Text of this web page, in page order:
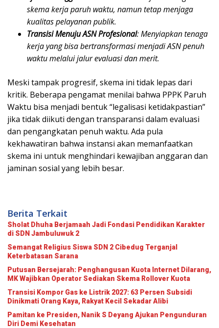
skema kerja paruh waktu, namun tetap menjaga
kualitas pelayanan publik.
Transisi Menuju ASN Profesional: Menyiapkan tenaga
kerja yang bisa bertransformasi menjadi ASN penuh
waktu melalui jalur evaluasi dan merit.
Meski tampak progresif, skema ini tidak lepas dari
kritik. Beberapa pengamat menilai bahwa PPPK Paruh
Waktu bisa menjadi bentuk “legalisasi ketidakpastian”
jika tidak diikuti dengan transparansi dalam evaluasi
dan pengangkatan penuh waktu. Ada pula
kekhawatiran bahwa instansi akan memanfaatkan
skema ini untuk menghindari kewajiban anggaran dan
jaminan sosial yang lebih besar.
Berita Terkait
Sholat Dhuha Berjamaah Jadi Fondasi Pendidikan Karakter
di SDN Jambuluwuk 2
Semangat Religius Siswa SDN 2 Cibedug Terganjal
Keterbatasan Sarana
Putusan Bersejarah: Penghangusan Kuota Internet Dilarang,
MK Wajibkan Operator Sediakan Skema Rollover Kuota
Transisi Kompor Gas ke Listrik 2027: 63 Persen Subsidi
Dinikmati Orang Kaya, Rakyat Kecil Sekadar Alibi
Pamitan ke Presiden, Nanik S Deyang Ajukan Pengunduran
Diri Demi Kesehatan